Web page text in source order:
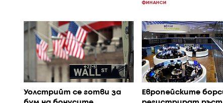
ФИНАНСИ
Уолстрийт се готви за
Европейските